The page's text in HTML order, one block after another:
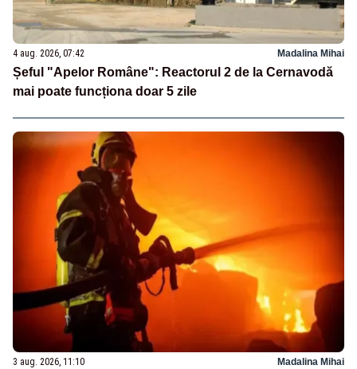
4 aug. 2026, 07:42 Madalina Mihai
Șeful "Apelor Române": Reactorul 2 de la Cernavodă
mai poate funcționa doar 5 zile
3 aug. 2026, 11:10 Madalina Mihai